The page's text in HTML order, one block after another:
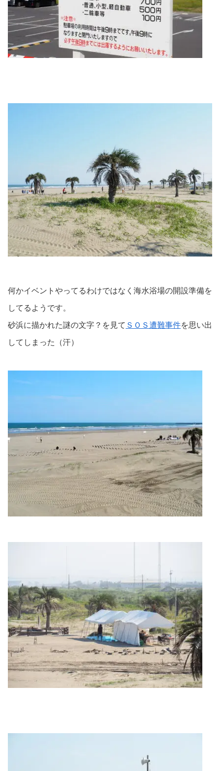
何かイベントやってるわけではなく海水浴場の開設準備を
してるようです。
砂浜に描かれた謎の文字？を見て ＳＯＳ遭難事件を思い出
してしまった（汗）